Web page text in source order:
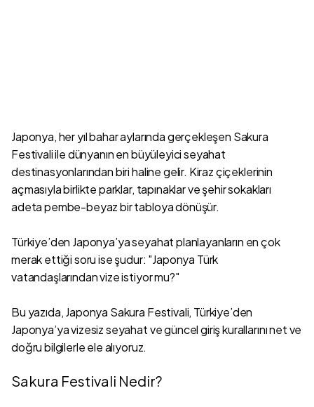
Japonya, her yıl bahar aylarında gerçekleşen Sakura
Festivali ile dünyanın en büyüleyici seyahat
destinasyonlarından biri haline gelir. Kiraz çiçeklerinin
açmasıyla birlikte parklar, tapınaklar ve şehir sokakları
adeta pembe-beyaz bir tabloya dönüşür.
Türkiye’den Japonya’ya seyahat planlayanların en çok
merak ettiği soru ise şudur: "Japonya Türk
vatandaşlarından vize istiyor mu?"
Bu yazıda, Japonya Sakura Festivali, Türkiye’den
Japonya’ya vizesiz seyahat ve güncel giriş kurallarını net ve
doğru bilgilerle ele alıyoruz.
Sakura Festivali Nedir?